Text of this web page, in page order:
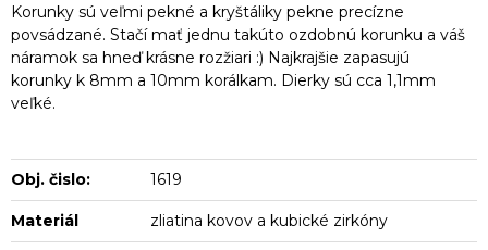
Korunky sú veľmi pekné a kryštáliky pekne precízne
povsádzané. Stačí mať jednu takúto ozdobnú korunku a váš
náramok sa hneď krásne rozžiari :) Najkrajšie zapasujú
korunky k 8mm a 10mm korálkam. Dierky sú cca 1,1mm
veľké.
Obj. čislo: 1619
Materiál zliatina kovov a kubické zirkóny